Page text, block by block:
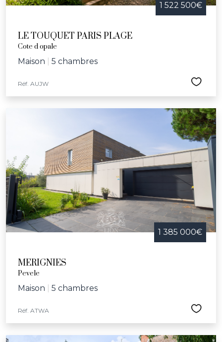
1 522 500€
LE TOUQUET PARIS PLAGE
Cote d opale
Maison 5 chambres
Réf. AUJW
1 385 000€
MERIGNIES
Pevele
Maison 5 chambres
Réf. ATWA